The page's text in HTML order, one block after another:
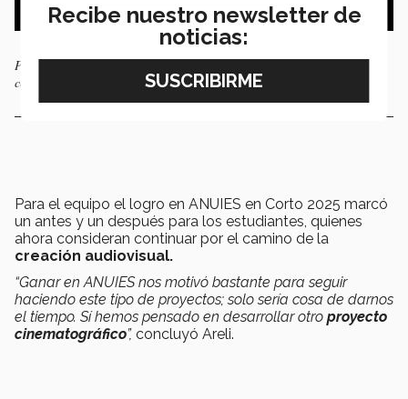
Proyección del cortometraje animado ganador en el festival. Foto:
cortesía.
Para el equipo el logro en ANUIES en Corto 2025 marcó
un antes y un después para los estudiantes, quienes
ahora consideran continuar por el camino de la
creación audiovisual.
“Ganar en ANUIES nos motivó bastante para seguir
haciendo este tipo de proyectos; solo sería cosa de darnos
el tiempo. Sí hemos pensado en desarrollar otro proyecto
cinematográfico”, concluyó Areli.
Recibe nuestro newsletter de
noticias: